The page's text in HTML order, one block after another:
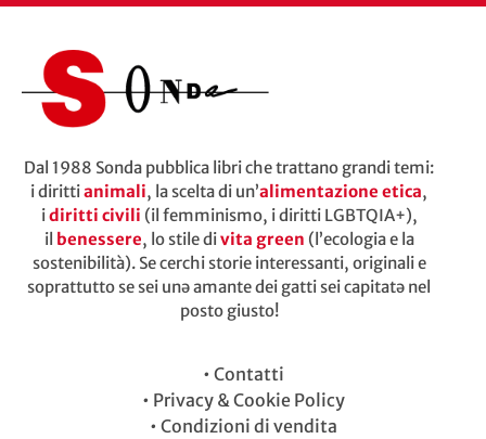
Dal 1988 Sonda pubblica libri che trattano grandi temi:
i dirittianimali, la scelta di un’alimentazione etica,
idiritti civili (il femminismo, i diritti LGBTQIA+),
il benessere, lo stile divita green (l’ecologia e la
sostenibilità). Se cerchi storie interessanti, originali e
soprattutto se sei unə amante dei gatti sei capitatə nel
posto giusto!
• Contatti
• Privacy & Cookie Policy
• Condizioni di vendita